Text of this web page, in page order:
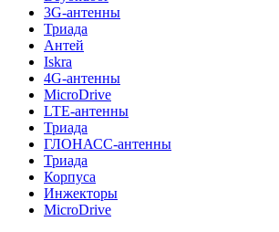
3G-антенны
Триада
Антей
Iskra
4G-антенны
MicroDrive
LTE-антенны
Триада
ГЛОНАСС-антенны
Триада
Корпуса
Инжекторы
MicroDrive